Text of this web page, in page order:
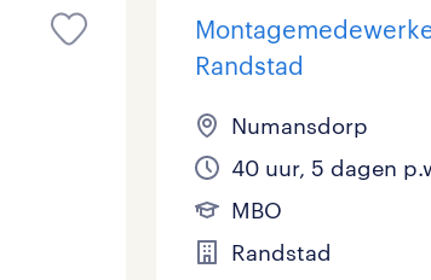
Randstad
Numansdorp
40 uur, 5 dagen
MBO
Randstad